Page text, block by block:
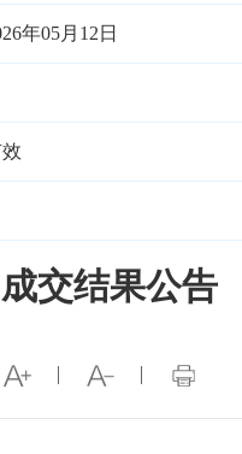
年05月12日
交结果公告